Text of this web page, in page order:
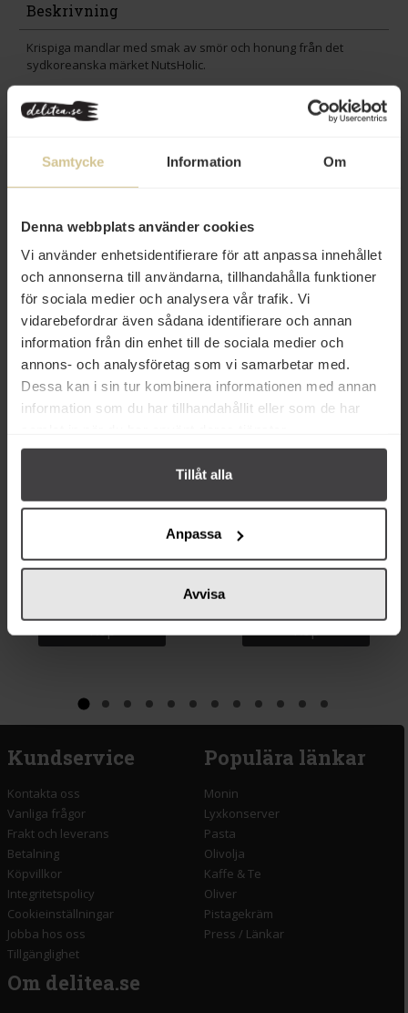
Samtycke Information Om
Denna webbplats använder cookies
Vi använder enhetsidentifierare för att anpassa innehållet
och annonserna till användarna, tillhandahålla funktioner
för sociala medier och analysera vår trafik. Vi
vidarebefordrar även sådana identifierare och annan
information från din enhet till de sociala medier och
annons- och analysföretag som vi samarbetar med.
Dessa kan i sin tur kombinera informationen med annan
information som du har tillhandahållit eller som de har
Tillåt alla
Anpassa
Avvisa
Beskrivning
Krispiga mandlar med smak av smör och honung från det
sydkoreanska märket NutsHolic.
Innehåll
Betyg
Produktfakta
Prishistorik
Andra köper även
NutsHolic Honey Strawberry
Köp
22 kr
Koikeya Potechi Teriyaki Chips
Köp
Kundservice
Kontakta oss
Vanliga frågor
Frakt och leverans
Betalning
Köpvillkor
Integritetspolicy
Cookieinställningar
Jobba hos oss
Tillgänglighet
Populära länkar
Monin
Lyxkonserver
Pasta
Olivolja
Kaffe & Te
Oliver
Pistagekräm
Press / Länkar
Om delitea.se